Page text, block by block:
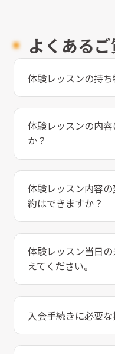
よくある
体験レッスンの持ち
体験レッスンの内
か？
体験レッスン内容
約はできますか？
体験レッスン当日
えてください。
入会手続きに必要